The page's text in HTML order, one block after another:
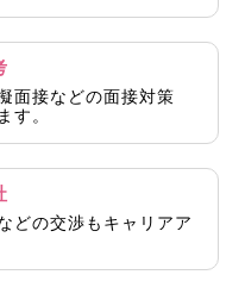
面接などの面接対策
す。
どの交渉もキャリアア